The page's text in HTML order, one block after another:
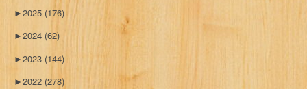
►2025 (176)
►2024 (62)
►2023 (144)
►2022 (278)